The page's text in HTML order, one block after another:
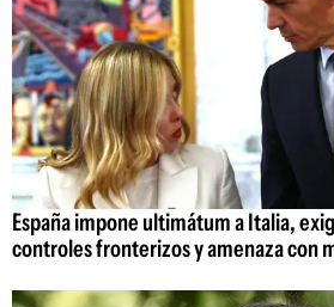
España impone ultimátum a Italia,
controles fronterizos y amenaza con